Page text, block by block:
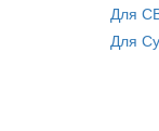
Для
Для